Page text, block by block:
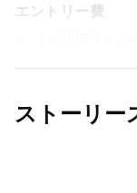
エントリー費
/ Aコ
エントリー期間
ストーリー